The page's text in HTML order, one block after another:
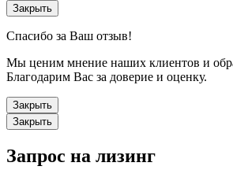
Закрыть
Спасибо за Ваш отзыв!
Мы ценим мнение наших клиентов и
Благодарим Вас за доверие и оценку.
Закрыть
Закрыть
Запрос на лизинг